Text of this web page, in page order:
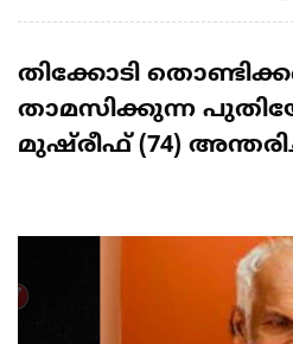
തിക്കോടി
താമസിക്കുന്ന
മുഷ്‌രീഫ് (74)